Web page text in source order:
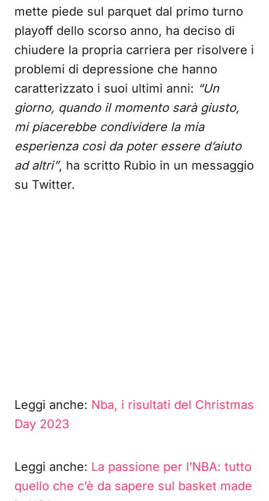
mette piede sul parquet dal primo turno
playoff dello scorso anno, ha deciso di
chiudere la propria carriera per risolvere i
problemi di depressione che hanno
caratterizzato i suoi ultimi anni: “Un
giorno, quando il momento sarà giusto,
mi piacerebbe condividere la mia
esperienza così da poter essere d’aiuto
ad altri”, ha scritto Rubio in un messaggio
su Twitter.
Leggi anche: Nba, i risultati del Christmas
Day 2023
Leggi anche: La passione per l’NBA: tutto
quello che c’è da sapere sul basket made